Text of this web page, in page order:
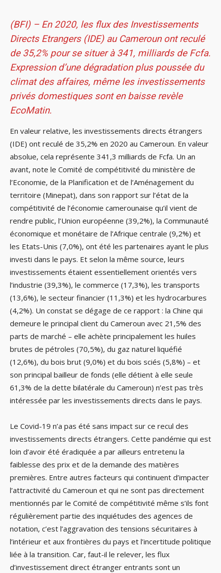
(BFI) – En 2020, les flux des Investissements
Directs Etrangers (IDE) au Cameroun ont reculé
de 35,2% pour se situer à 341, milliards de Fcfa.
Expression d’une dégradation plus poussée du
climat des affaires, même les investissements
privés domestiques sont en baisse revèle
EcoMatin.
En valeur relative, les investissements directs étrangers
(IDE) ont reculé de 35,2% en 2020 au Cameroun. En valeur
absolue, cela représente 341,3 milliards de Fcfa. Un an
avant, note le Comité de compétitivité du ministère de
l’Economie, de la Planification et de l’Aménagement du
territoire (Minepat), dans son rapport sur l’état de la
compétitivité de l’économie camerounaise qu’il vient de
rendre public, l’Union européenne (39,2%), la Communauté
économique et monétaire de l’Afrique centrale (9,2%) et
les Etats-Unis (7,0%), ont été les partenaires ayant le plus
investi dans le pays. Et selon la même source, leurs
investissements étaient essentiellement orientés vers
l’industrie (39,3%), le commerce (17,3%), les transports
(13,6%), le secteur financier (11,3%) et les hydrocarbures
(4,2%). Un constat se dégage de ce rapport : la Chine qui
demeure le principal client du Cameroun avec 21,5% des
parts de marché – elle achète principalement les huiles
brutes de pétroles (70,5%), du gaz naturel liquéfié
(12,6%), du bois brut (9,0%) et du bois sciés (5,8%) – et
son principal bailleur de fonds (elle détient à elle seule
61,3% de la dette bilatérale du Cameroun) n’est pas très
intéressée par les investissements directs dans le pays.
Le Covid-19 n’a pas été sans impact sur ce recul des
investissements directs étrangers. Cette pandémie qui est
loin d’avoir été éradiquée a par ailleurs entretenu la
faiblesse des prix et de la demande des matières
premières. Entre autres facteurs qui continuent d’impacter
l’attractivité du Cameroun et qui ne sont pas directement
mentionnés par le Comité de compétitivité même s’ils font
régulièrement partie des inquiétudes des agences de
notation, c’est l’aggravation des tensions sécuritaires à
l’intérieur et aux frontières du pays et l’incertitude politique
liée à la transition. Car, faut-il le relever, les flux
d’investissement direct étranger entrants sont un